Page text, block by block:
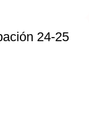
24-25